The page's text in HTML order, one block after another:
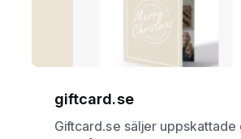
giftcard.se
Giftcard.se säljer